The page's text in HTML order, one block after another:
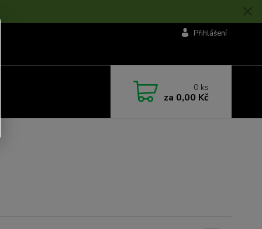
Přihlášení
0 ks
za 0,00 Kč